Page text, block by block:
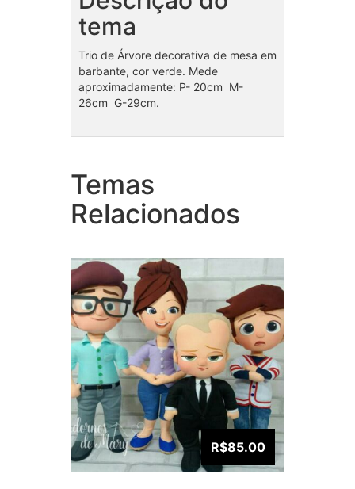
tema
Trio de Árvore decorativa de mesa em
barbante, cor verde. Mede
aproximadamente: P- 20cm M-
26cm G-29cm.
Temas
Relacionados
Coleção Poderoso
Chefinho
R$85.00